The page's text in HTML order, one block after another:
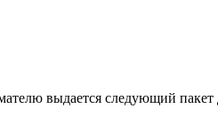
выдается следующий пакет